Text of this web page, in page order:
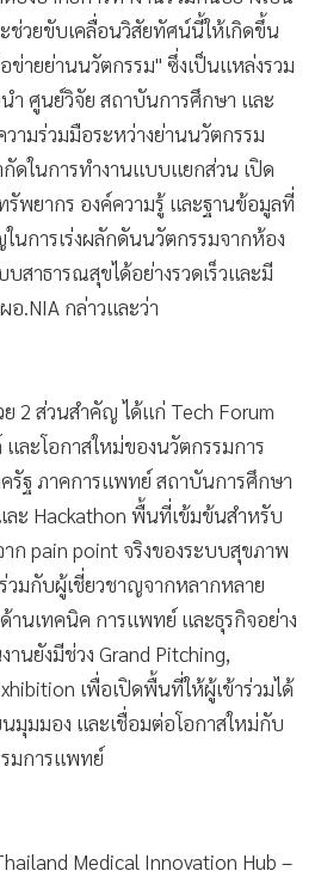
นเครือข่าย 4 ย่านนวัตกรรมการแพทย์
า บุญเฟื่อง ผู้อำนวยการสำนักงาน
รมหาชน) หรือ NIA กระทรวงการ
และนวัตกรรม(อว.) เปิดเผยว่า NIA
วัตกรรมการแพทย์ประเทศไทย “
Innovation Hub”พร้อมเปิดรับสมัคร
ลยี และโจทย์จริงของภาคการแพทย์
ารแพทย์ สุขภาพ และเวลเนส สู่การ
อของ 4 ย่านนวัตกรรมการแพทย์
พทย์ศิริราช ย่านนวัตกรรมการแพทย์
ย์สวนดอกและย่านนวัตกรรมการ
บสาธารณสุขยุคใหม่ ในการผลักดัน
น Thailand Medical Innovation
งอาศัยการทำงานร่วมกันอย่างเป็น
ช่วยขับเคลื่อนวิสัยทัศน์นี้ให้เกิดขึ้น
ามร่วมมือระหว่างย่านนวัตกรรม